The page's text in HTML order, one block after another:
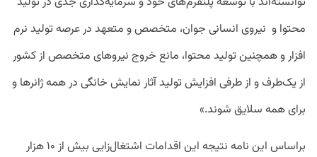
محتوا و نیروی انسانی جوان، متخصص و متعهد در عرصه تولید نرم
افزار و همچنین تولید محتوا، مانع خروج نیروهای متخصص از کشور
از یک‌طرف و از طرفی افزایش تولید آثار نمایش خانگی در همه ژانرها و
برای همه سلایق شوند.»
براساس این نامه نتیجه این اقدامات اشتغال‌زایی بیش از ۱۰ هزار